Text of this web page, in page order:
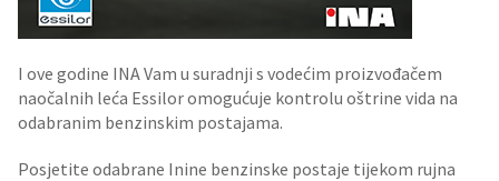
I ove godine INA Vam u suradnji s vodećim proizvođačem
naočalnih leća Essilor omogućuje kontrolu oštrine vida na
odabranim benzinskim postajama.
Posjetite odabrane Inine benzinske postaje tijekom rujna